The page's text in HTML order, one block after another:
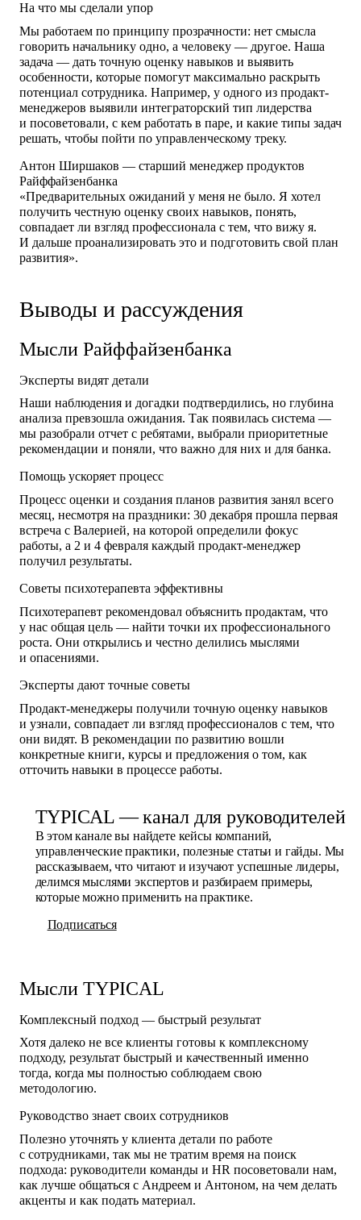
На что мы сделали упор
Мы работаем по принципу прозрачности: нет смысла
говорить начальнику одно, а человеку — другое. Наша
задача — дать точную оценку навыков и выявить
особенности, которые помогут максимально раскрыть
потенциал сотрудника. Например, у одного из продакт-
менеджеров выявили интеграторский тип лидерства
и посоветовали, с кем работать в паре, и какие типы задач
решать, чтобы пойти по управленческому треку.
Антон Ширшаков — старший менеджер продуктов
Райффайзенбанка
«Предварительных ожиданий у меня не было. Я хотел
получить честную оценку своих навыков, понять,
совпадает ли взгляд профессионала с тем, что вижу я.
И дальше проанализировать это и подготовить свой план
развития».
Выводы и рассуждения
Мысли Райффайзенбанка
Эксперты видят детали
Наши наблюдения и догадки подтвердились, но глубина
анализа превзошла ожидания. Так появилась система —
мы разобрали отчет с ребятами, выбрали приоритетные
рекомендации и поняли, что важно для них и для банка.
Помощь ускоряет процесс
Процесс оценки и создания планов развития занял всего
месяц, несмотря на праздники: 30 декабря прошла первая
встреча с Валерией, на которой определили фокус
работы, а 2 и 4 февраля каждый продакт-менеджер
получил результаты.
Советы психотерапевта эффективны
Психотерапевт рекомендовал объяснить продактам, что
у нас общая цель — найти точки их профессионального
роста. Они открылись и честно делились мыслями
и опасениями.
Эксперты дают точные советы
Продакт-менеджеры получили точную оценку навыков
и узнали, совпадает ли взгляд профессионалов с тем, что
они видят. В рекомендации по развитию вошли
конкретные книги, курсы и предложения о том, как
отточить навыки в процессе работы.
TYPICAL — канал для руководителей
В этом канале вы найдете кейсы компаний,
управленческие практики, полезные статьи и гайды. Мы
рассказываем, что читают и изучают успешные лидеры,
делимся мыслями экспертов и разбираем примеры,
которые можно применить на практике.
Подписаться
Мысли TYPICAL
Комплексный подход — быстрый результат
Хотя далеко не все клиенты готовы к комплексному
подходу, результат быстрый и качественный именно
тогда, когда мы полностью соблюдаем свою
методологию.
Руководство знает своих сотрудников
Полезно уточнять у клиента детали по работе
с сотрудниками, так мы не тратим время на поиск
подхода: руководители команды и HR посоветовали нам,
как лучше общаться с Андреем и Антоном, на чем делать
акценты и как подать материал.